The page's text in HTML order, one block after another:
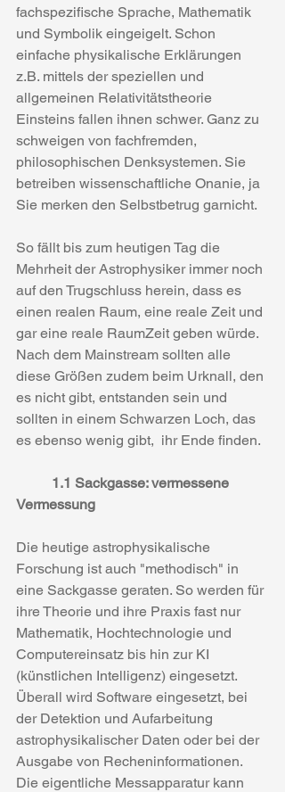
fachspezifische Sprache, Mathematik
und Symbolik eingeigelt. Schon
einfache physikalische Erklärungen
z.B. mittels der speziellen und
allgemeinen Relativitätstheorie
Einsteins fallen ihnen schwer. Ganz zu
schweigen von fachfremden,
philosophischen Denksystemen. Sie
betreiben wissenschaftliche Onanie, ja
Sie merken den Selbstbetrug garnicht.
So fällt bis zum heutigen Tag die
Mehrheit der Astrophysiker immer noch
auf den Trugschluss herein, dass es
einen realen Raum, eine reale Zeit und
gar eine reale RaumZeit geben würde.
Nach dem Mainstream sollten alle
diese Größen zudem beim Urknall, den
es nicht gibt, entstanden sein und
sollten in einem Schwarzen Loch, das
es ebenso wenig gibt,  ihr Ende finden.
1.1 Sackgasse: vermessene
Vermessung
Die heutige astrophysikalische
Forschung ist auch "methodisch" in
eine Sackgasse geraten. So werden für
ihre Theorie und ihre Praxis fast nur
Mathematik, Hochtechnologie und
Computereinsatz bis hin zur KI
(künstlichen Intelligenz) eingesetzt.
Überall wird Software eingesetzt, bei
der Detektion und Aufarbeitung
astrophysikalischer Daten oder bei der
Ausgabe von Recheninformationen.
Die eigentliche Messapparatur kann